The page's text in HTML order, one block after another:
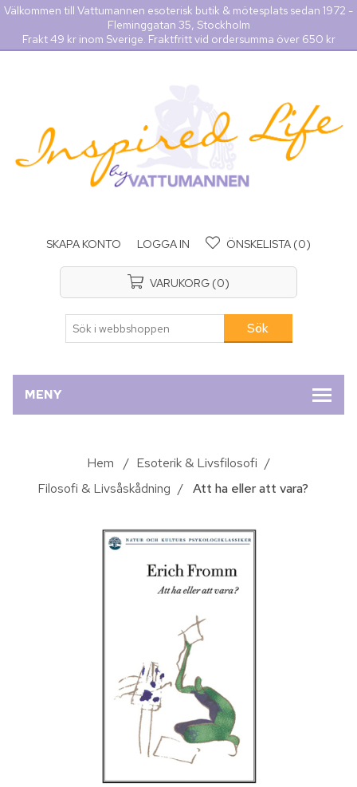
Välkommen till Vattumannen esoterisk butik & mötesplats sedan 1972 -
Fleminggatan 35, Stockholm
Frakt 49 kr inom Sverige. Fraktfritt vid ordersumma över 650 kr
SKAPA KONTO LOGGA IN ÖNSKELISTA (0)
VARUKORG (0)
MENY
Hem / Esoterik & Livsfilosofi /
Filosofi & Livsåskådning / Att ha eller att vara?